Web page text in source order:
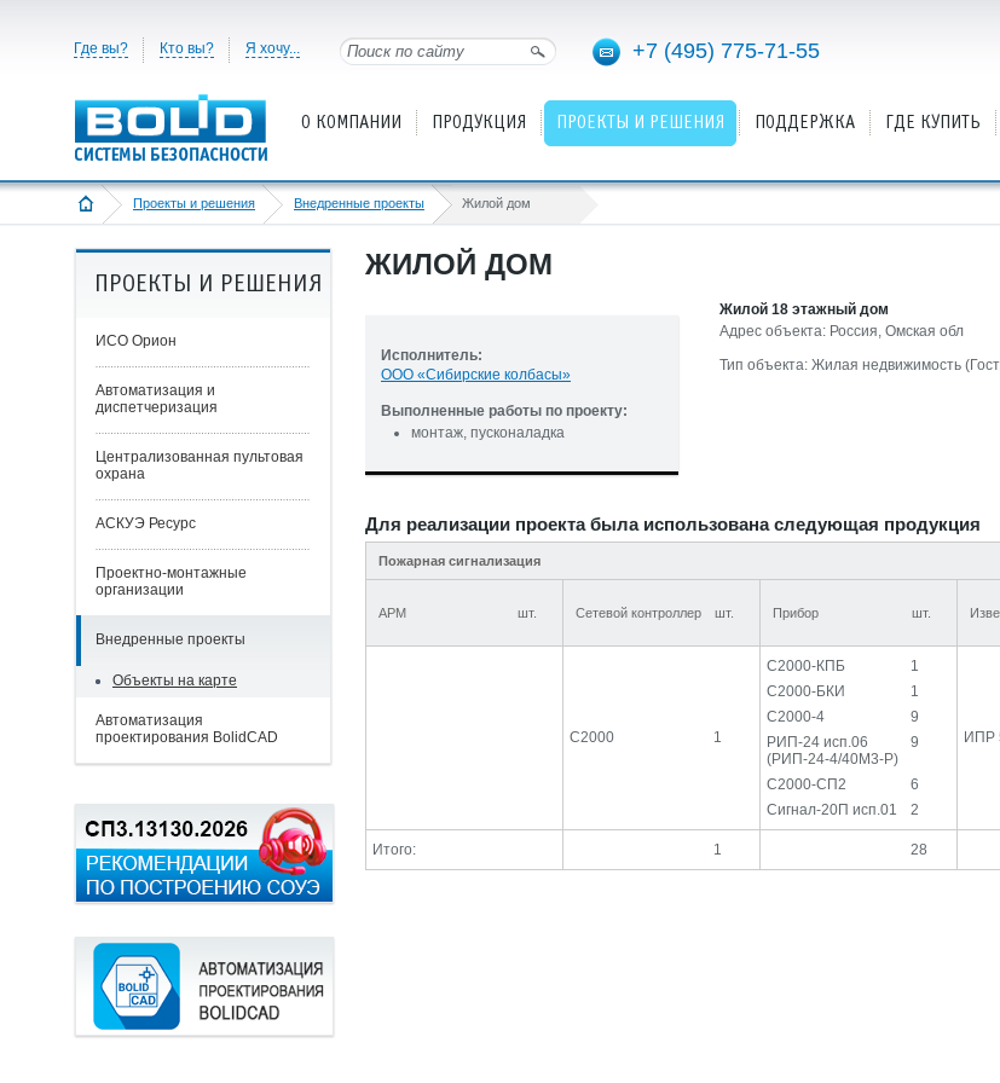
Где вы? Кто вы? Я хочу... +7 (495) 775-71-55
О КОМПАНИИ ПРОДУКЦИЯ ПРОЕКТЫ И РЕШЕНИЯ ПОДДЕРЖКА ГДЕ КУПИТЬ
Проекты и решения Внедренные проекты Жилой дом
ПРОЕКТЫ И РЕШЕНИЯ
ИСО Орион
Автоматизация и
диспетчеризация
Централизованная пультовая
охрана
АСКУЭ Ресурс
Проектно-монтажные
организации
Внедренные проекты
Объекты на карте
Автоматизация
проектирования BolidCAD
ЖИЛОЙ ДОМ
Исполнитель:
ООО «Сибирские колбасы»
Выполненные работы по проекту:
монтаж, пусконаладка
Жилой 18 этажный дом
Адрес объекта: Россия, Омская обл
Тип объекта: Жилая недвижимость
Для реализации проекта была использована следующая продукция
Пожарная сигнализация
АРМ шт. Сетевой контроллер шт. Прибор шт.
С2000 1
С2000-КПБ
1
С2000-БКИ
1
С2000-4
9
РИП-24 исп.06
(РИП-24-4/40М3-Р)
9
С2000-СП2
6
Сигнал-20П исп.01
2
ИПР
Итого: 1 28